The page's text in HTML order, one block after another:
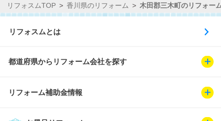
リフォスムTOP 香川県のリフォーム 木田郡三木町のリフォー
リフォスムとは
都道府県からリフォーム会社を探す
リフォーム補助金情報